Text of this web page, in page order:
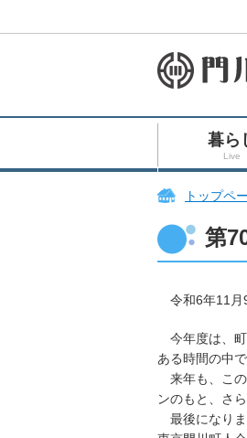
暮ら
Live
トップペ
第
令和6年11月
今年度は、町
ある時間の中
来年も、この
ンのもと、さ
最後になりま